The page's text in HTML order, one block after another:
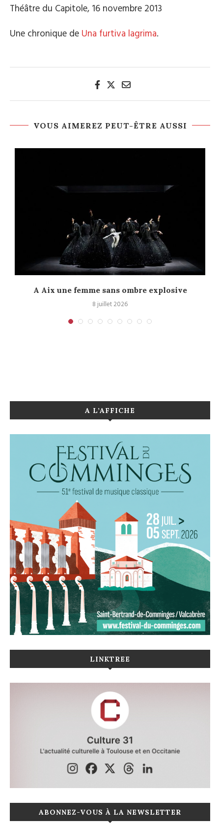
Théâtre du Capitole, 16 novembre 2013
Une chronique de Una furtiva lagrima.
VOUS AIMEREZ PEUT-ÊTRE AUSSI
A Aix une femme sans ombre explosive
8 juillet 2026
A L’AFFICHE
LINKTREE
ABONNEZ-VOUS À LA NEWSLETTER